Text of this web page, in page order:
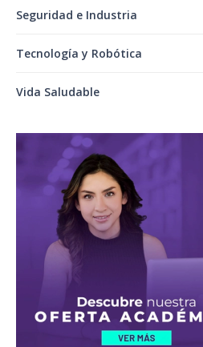
Seguridad e Industria
Tecnología y Robótica
Vida Saludable